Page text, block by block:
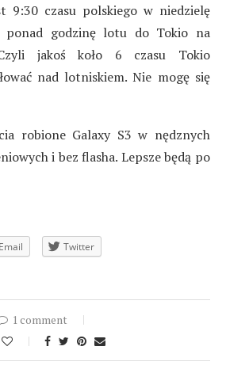
9:30 czasu polskiego w niedzielę
ponad godzinę lotu do Tokio na
jakoś koło 6 czasu Tokio
nad lotniskiem. Nie mogę się
robione Galaxy S3 w nędznych
i bez flasha. Lepsze będą po
Email Twitter
1 comment